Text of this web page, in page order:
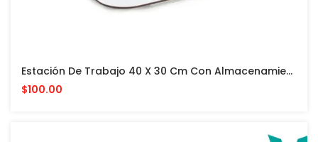
Estación De Trabajo 40 X 30 Cm Con Almacenamiento Vertical PARA PINTURAS VALLEJO Y ACCESORIOS
$100.00